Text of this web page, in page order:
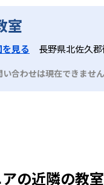
室
見る 長野県北佐久
合わせは現在できません
アの近隣の教室